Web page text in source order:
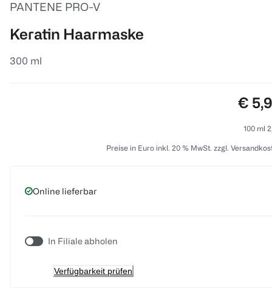
PANTENE PRO-V
Keratin Haarmaske
300 ml
€
100 ml
Preise in Euro inkl. 20 % MwSt. zzgl.
Online lieferbar
In Filiale abholen
Verfügbarkeit prüfen